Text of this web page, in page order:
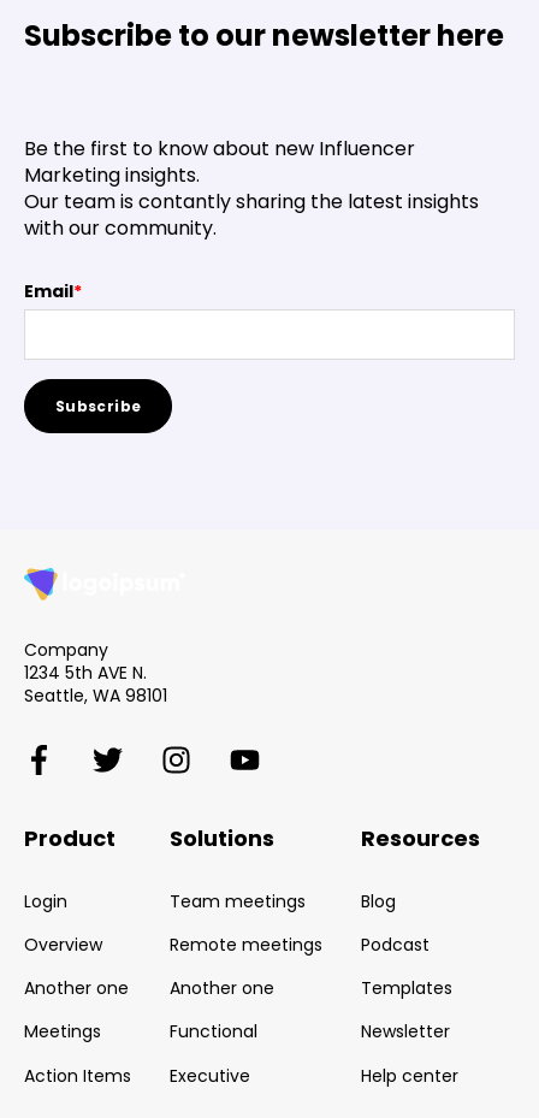
Subscribe to our newsletter here
Be the first to know about new Influencer
Marketing insights.
Our team is contantly sharing the latest insights
with our community.
Email*
Company
1234 5th AVE N.
Seattle, WA 98101
Product
Login
Overview
Another one
Meetings
Action Items
Solutions
Team meetings
Remote meetings
Another one
Functional
Executive
Resources
Blog
Podcast
Templates
Newsletter
Help center